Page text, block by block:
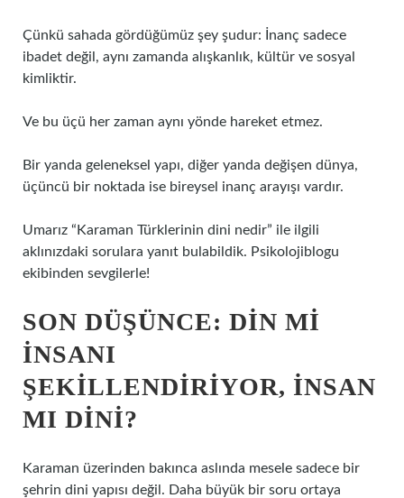
Çünkü sahada gördüğümüz şey şudur: İnanç sadece
ibadet değil, aynı zamanda alışkanlık, kültür ve sosyal
kimliktir.
Ve bu üçü her zaman aynı yönde hareket etmez.
Bir yanda geleneksel yapı, diğer yanda değişen dünya,
üçüncü bir noktada ise bireysel inanç arayışı vardır.
Umarız “Karaman Türklerinin dini nedir” ile ilgili
aklınızdaki sorulara yanıt bulabildik. Psikolojiblogu
ekibinden sevgilerle!
SON DÜŞÜNCE: DIN MI
INSANI
ŞEKILLENDIRIYOR, INSAN
MI DINI?
Karaman üzerinden bakınca aslında mesele sadece bir
şehrin dini yapısı değil. Daha büyük bir soru ortaya